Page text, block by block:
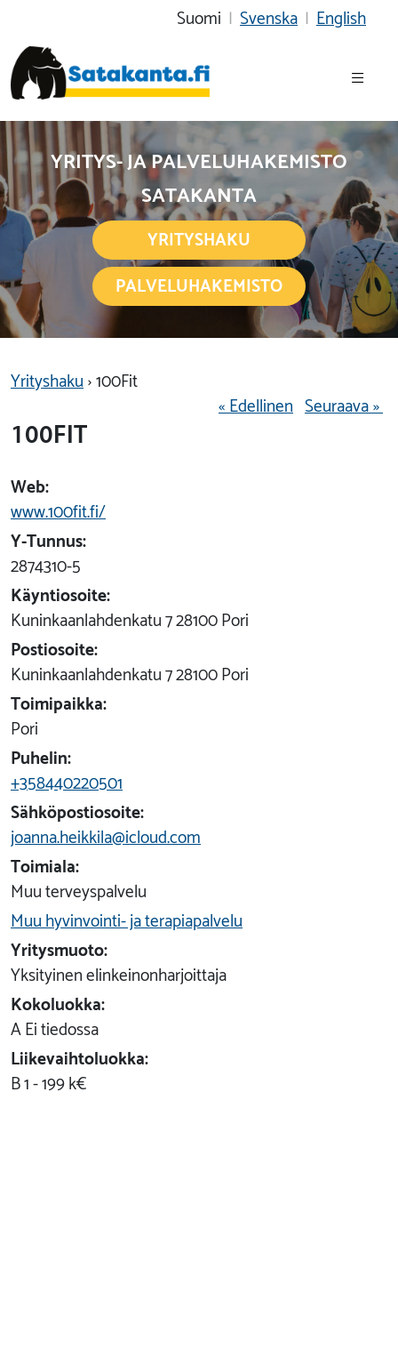
Suomi | Svenska | English
YRITYS- JA PALVELUHAKEMISTO
SATAKANTA
YRITYSHAKU
PALVELUHAKEMISTO
Yrityshaku› 100Fit
« Edellinen Seuraava »
100FIT
Web:
www.100fit.fi/
Y-Tunnus:
2874310-5
Käyntiosoite:
Kuninkaanlahdenkatu 7 28100 Pori
Postiosoite:
Kuninkaanlahdenkatu 7 28100 Pori
Toimipaikka:
Pori
Puhelin:
+358440220501
Sähköpostiosoite:
joanna.heikkila@icloud.com
Toimiala:
Muu terveyspalvelu
Muu hyvinvointi- ja terapiapalvelu
Yritysmuoto:
Yksityinen elinkeinonharjoittaja
Kokoluokka:
A Ei tiedossa
Liikevaihtoluokka:
B 1 - 199 k€